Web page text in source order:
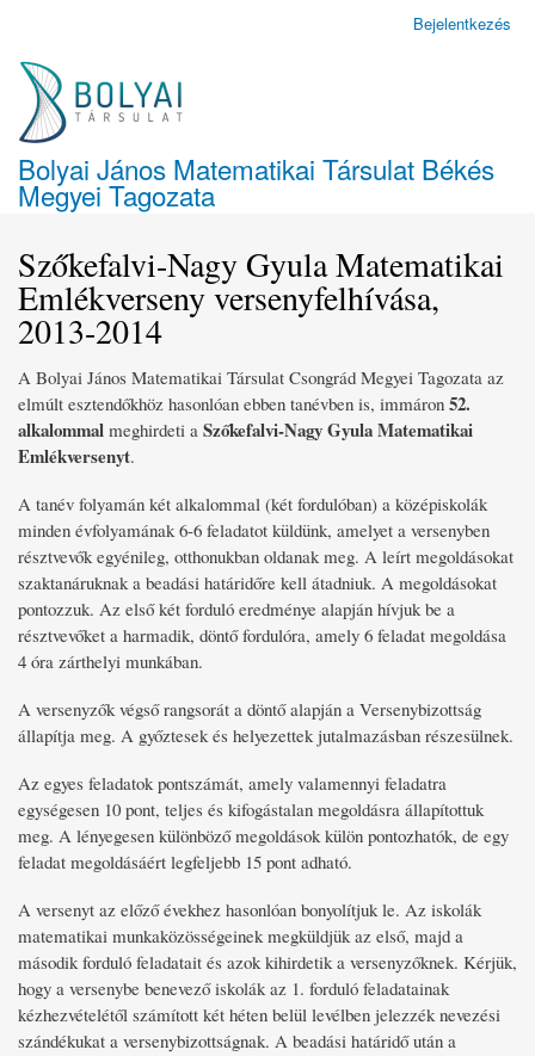
fiók
menüje
Bejelentkezés
Bolyai János Matematikai Társulat Békés
Megyei Tagozata
Szőkefalvi-Nagy Gyula Matematikai
Emlékverseny versenyfelhívása,
2013-2014
A Bolyai János Matematikai Társulat Csongrád Megyei Tagozata az
elmúlt esztendőkhöz hasonlóan ebben tanévben is, immáron 52.
alkalommal meghirdeti a Szőkefalvi-Nagy Gyula Matematikai
Emlékversenyt.
A tanév folyamán két alkalommal (két fordulóban) a középiskolák
minden évfolyamának 6-6 feladatot küldünk, amelyet a versenyben
résztvevők egyénileg, otthonukban oldanak meg. A leírt megoldásokat
szaktanáruknak a beadási határidőre kell átadniuk. A megoldásokat
pontozzuk. Az első két forduló eredménye alapján hívjuk be a
résztvevőket a harmadik, döntő fordulóra, amely 6 feladat megoldása
4 óra zárthelyi munkában.
A versenyzők végső rangsorát a döntő alapján a Versenybizottság
állapítja meg. A győztesek és helyezettek jutalmazásban részesülnek.
Az egyes feladatok pontszámát, amely valamennyi feladatra
egységesen 10 pont, teljes és kifogástalan megoldásra állapítottuk
meg. A lényegesen különböző megoldások külön pontozhatók, de egy
feladat megoldásáért legfeljebb 15 pont adható.
A versenyt az előző évekhez hasonlóan bonyolítjuk le. Az iskolák
matematikai munkaközösségeinek megküldjük az első, majd a
második forduló feladatait és azok kihirdetik a versenyzőknek. Kérjük,
hogy a versenybe benevező iskolák az 1. forduló feladatainak
kézhezvételétől számított két héten belül levélben jelezzék nevezési
szándékukat a versenybizottságnak. A beadási határidő után a